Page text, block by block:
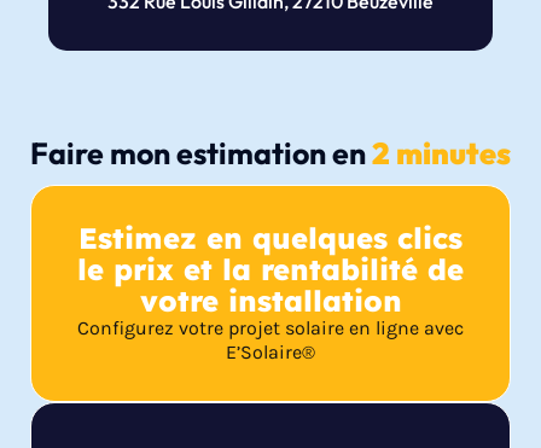
Faire mon estimation en2 minutes
Estimez en quelques clics
le prix et la rentabilité de
votre installation
Configurez votre projet solaire en ligne avec
E’Solaire®